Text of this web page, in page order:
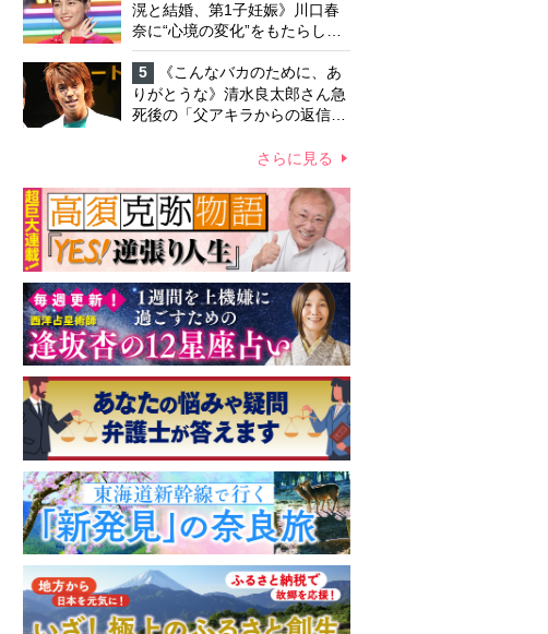
滉と結婚、第1子妊娠》川口春
奈に“心境の変化”をもたらした
主演映画『ママせか』 身を削
って「がんに蝕まれる母」を演
じた壮絶な撮影現場
5
《こんなバカのために、あ
りがとうな》清水良太郎さん急
死後の「父アキラからの返信」
さらに見る